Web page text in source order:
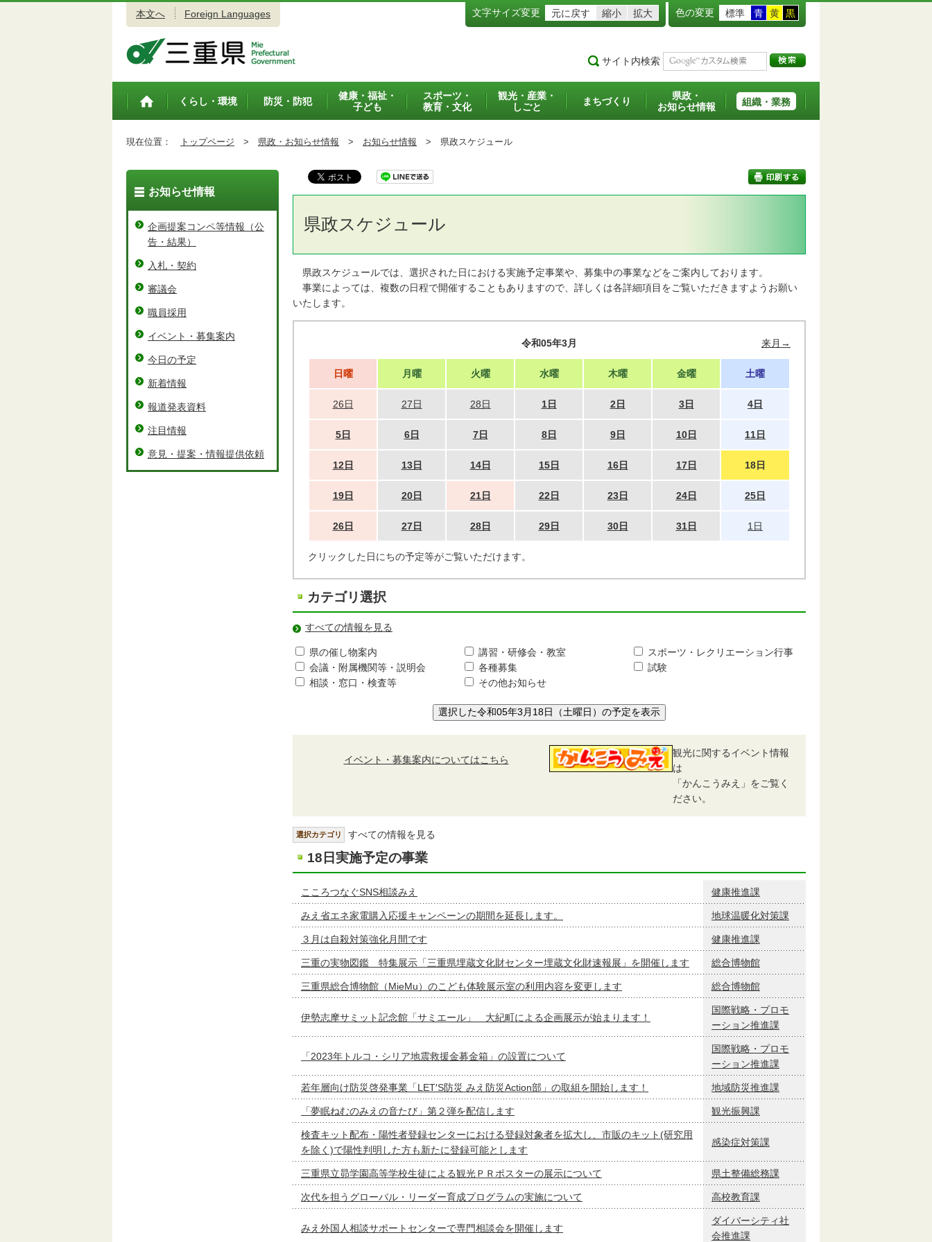
本文へ Foreign Languages 文字サイズ変更 元に戻す 縮小 拡大 色の変更 標準 青 黄 黒
サイト内検索
トップペ
くらし・環境 防災・防犯
健康・福祉・
子ども
スポーツ・
教育・文化
観光・産業・
しごと
まちづくり
県政・
お知らせ情報
組織・業務
現在位置： トップページ > 県政・お知らせ情報 > お知らせ情報 > 県政スケジュール
県政スケジュール
県政スケジュールでは、選択された日における実施予定事業や、募集中の事業などをご案内しております。
事業によっては、複数の日程で開催することもありますので、詳しくは各詳細項目をご覧いただきますようお願い
いたします。
令和05年3月 来月→
日曜 月曜 火曜 水曜 木曜 金曜 土曜
26日 27日 28日 1日 2日 3日 4日
5日 6日 7日 8日 9日 10日 11日
12日 13日 14日 15日 16日 17日 18日
19日 20日 21日 22日 23日 24日 25日
26日 27日 28日 29日 30日 31日 1日
クリックした日にちの予定等がご覧いただけます。
カテゴリ選択
すべての情報を見る
県の催し物案内 講習・研修会・教室
スポーツ・レクリエーション行事
会議・附属機関等・説明会
各種募集
試験
相談・窓口・検査等
その他お知らせ
選択した令和05年3月18日（土曜日）の予定を表示
イベント・募集案内についてはこちら
観光に関するイベント情報
は
「かんこうみえ」をご覧く
ださい。
選択カテゴリ すべての情報を見る
18日実施予定の事業
こころつなぐSNS相談みえ 健康推進課
みえ省エネ家電購入応援キャンペーンの期間を延長します。 地球温暖化対策課
３月は自殺対策強化月間です 健康推進課
三重の実物図鑑 特集展示「三重県埋蔵文化財センター埋蔵文化財速報展」を開催します 総合博物館
三重県総合博物館（MieMu）のこども体験展示室の利用内容を変更します 総合博物館
伊勢志摩サミット記念館「サミエール」 大紀町による企画展示が始まります！
国際戦略・プロモ
ーション推進課
「2023年トルコ・シリア地震救援金募金箱」の設置について
国際戦略・プロモ
ーション推進課
若年層向け防災啓発事業「LET′S防災 みえ防災Action部」の取組を開始します！ 地域防災推進課
「夢眠ねむのみえの音たび」第２弾を配信します 観光振興課
検査キット配布・陽性者登録センターにおける登録対象者を拡大し、市販のキット(研究用
を除く)で陽性判明した方も新たに登録可能とします
感染症対策課
三重県立昴学園高等学校生徒による観光ＰＲポスターの展示について 県土整備総務課
次代を担うグローバル・リーダー育成プログラムの実施について 高校教育課
みえ外国人相談サポートセンターで専門相談会を開催します
ダイバーシティ社
会推進課
お知らせ情報
企画提案コンペ等情報（公
告・結果）
入札・契約
審議会
職員採用
イベント・募集案内
今日の予定
新着情報
報道発表資料
注目情報
意見・提案・情報提供依頼